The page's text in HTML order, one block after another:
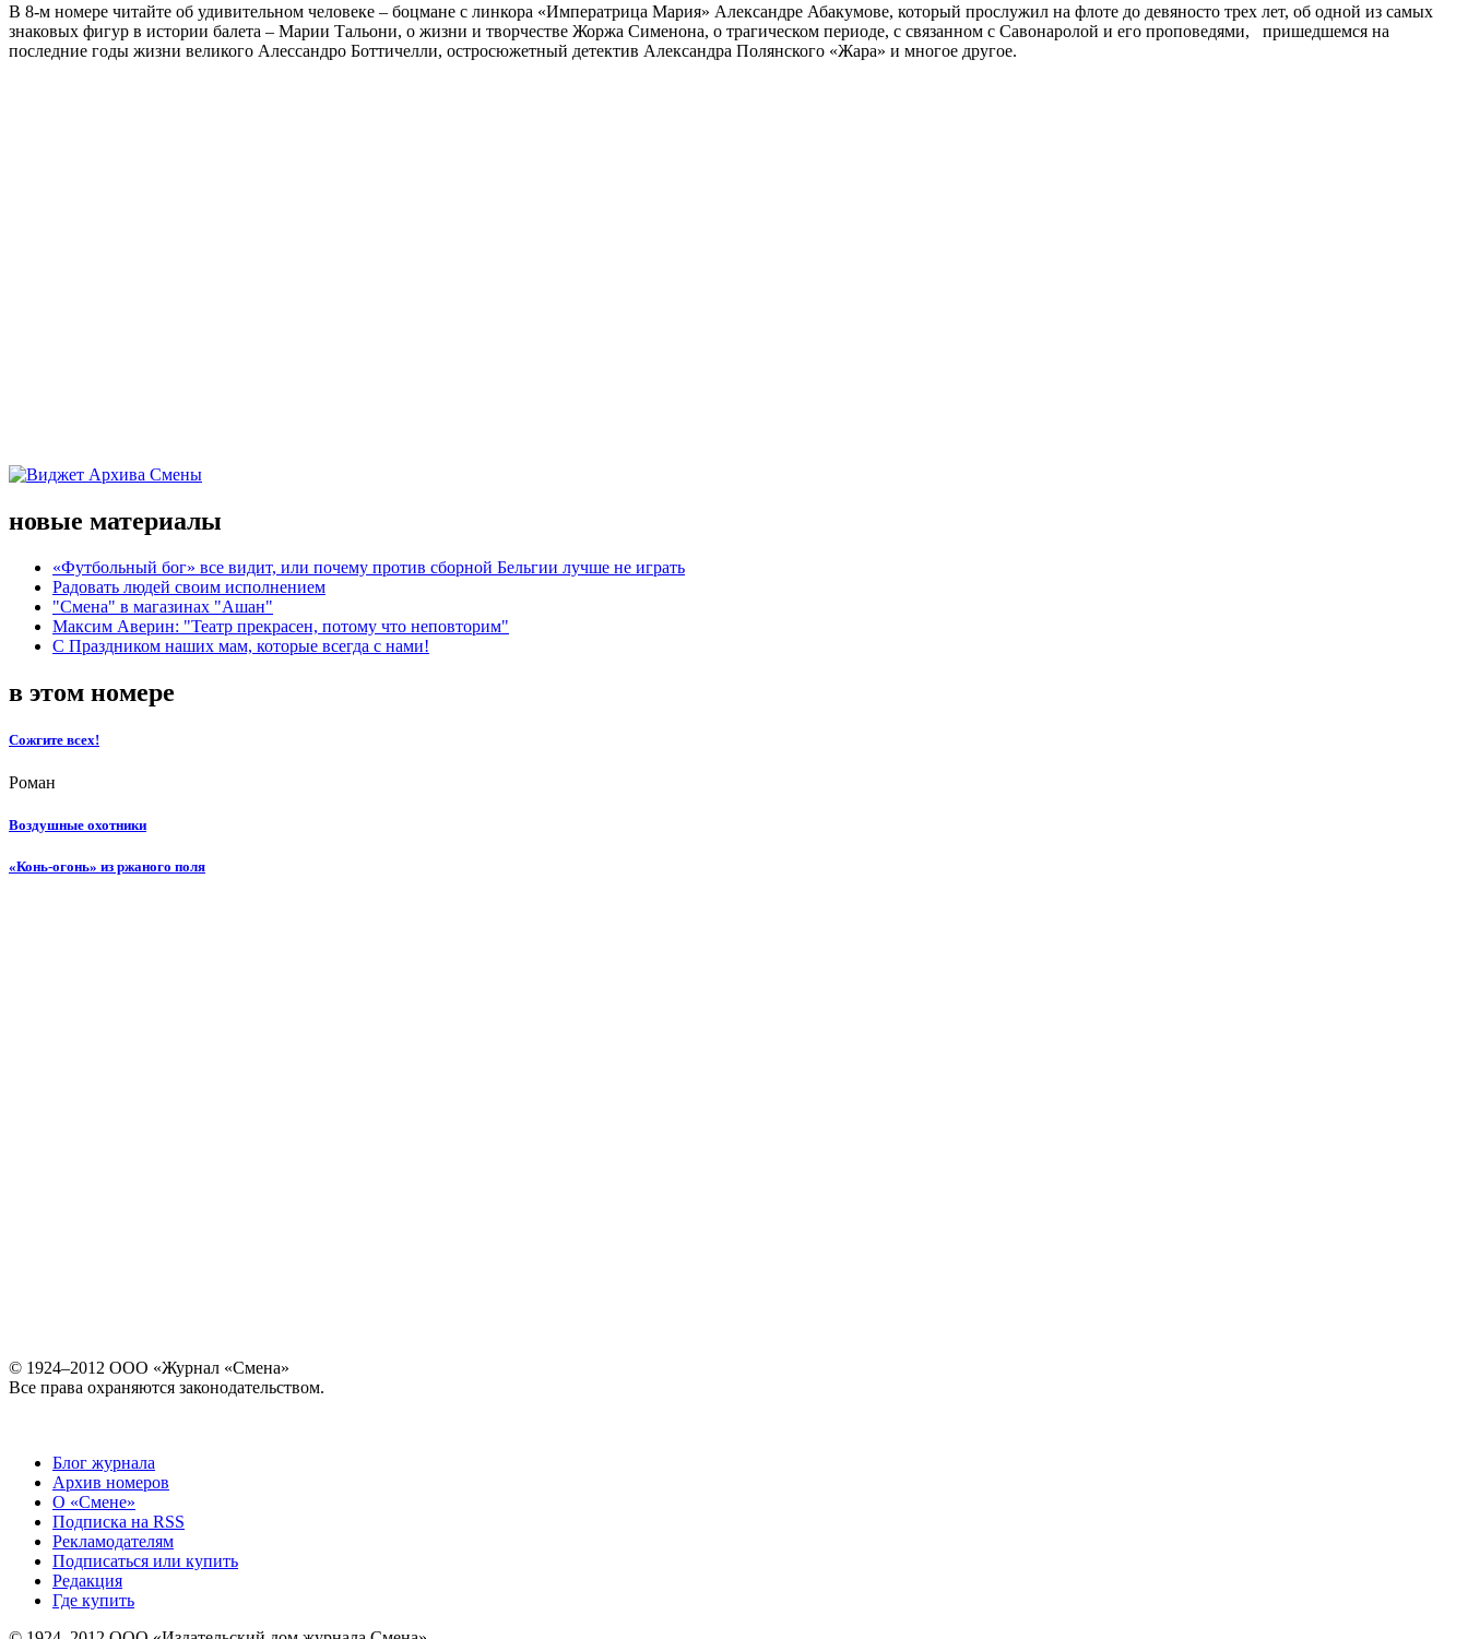
В 8-м номере читайте об удивительном человеке – боцмане с линкора «Императрица Мария» Александре Абакумове, который прослужил на флоте до девяносто трех лет, об одной из самых
знаковых фигур в истории балета – Марии Тальони, о жизни и творчестве Жоржа Сименона, о трагическом периоде, с связанном с Савонаролой и его проповедями, пришедшемся на
последние годы жизни великого Алессандро Боттичелли, остросюжетный детектив Александра Полянского «Жара» и многое другое.
новые материалы
«Футбольный бог» все видит, или почему против сборной Бельгии лучше не играть
Радовать людей своим исполнением
"Смена" в магазинах "Ашан"
Максим Аверин: "Театр прекрасен, потому что неповторим"
С Праздником наших мам, которые всегда с нами!
в этом номере
Сожгите всех!
Роман
Воздушные охотники
«Конь-огонь» из ржаного поля
© 1924–2012 ООО «Журнал «Смена»
Все права охраняются законодательством.
Блог журнала
Архив номеров
О «Смене»
Подписка на RSS
Рекламодателям
Подписаться или купить
Редакция
Где купить